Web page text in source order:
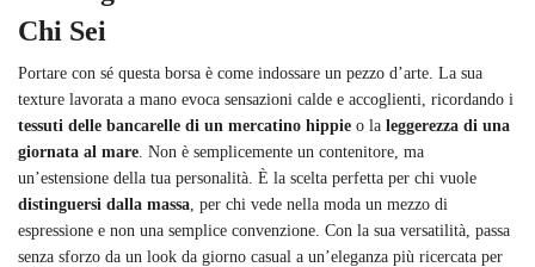
Chi Sei
Portare con sé questa borsa è come indossare un pezzo d’arte. La sua
texture lavorata a mano evoca sensazioni calde e accoglienti, ricordando i
tessuti delle bancarelle di un mercatino hippie o la leggerezza di una
giornata al mare . Non è semplicemente un contenitore, ma
un’estensione della tua personalità. È la scelta perfetta per chi vuole
distinguersi dalla massa , per chi vede nella moda un mezzo di
espressione e non una semplice convenzione. Con la sua versatilità, passa
senza sforzo da un look da giorno casual a un’eleganza più ricercata per